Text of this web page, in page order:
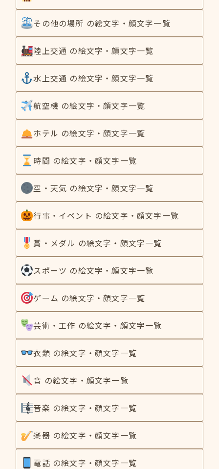
その他の場所 の絵文字・顔文字一覧
陸上交通 の絵文字・顔文字一覧
水上交通 の絵文字・顔文字一覧
航空機 の絵文字・顔文字一覧
ホテル の絵文字・顔文字一覧
時間 の絵文字・顔文字一覧
空・天気 の絵文字・顔文字一覧
行事・イベント の絵文字・顔文字一覧
賞・メダル の絵文字・顔文字一覧
スポーツ の絵文字・顔文字一覧
ゲーム の絵文字・顔文字一覧
芸術・工作 の絵文字・顔文字一覧
衣類 の絵文字・顔文字一覧
音 の絵文字・顔文字一覧
音楽 の絵文字・顔文字一覧
楽器 の絵文字・顔文字一覧
電話 の絵文字・顔文字一覧